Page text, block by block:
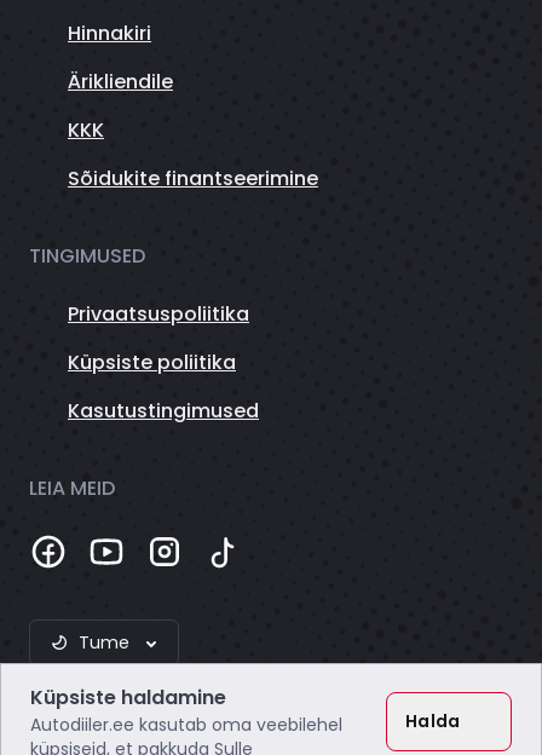
Hinnakiri
Ärikliendile
KKK
Sõidukite finantseerimine
TINGIMUSED
Privaatsuspoliitika
Küpsiste poliitika
Kasutustingimused
LEIA MEID
Tume
Küpsiste haldamine
Autodiiler.ee kasutab oma veebilehel
küpsiseid, et pakkuda Sulle
Halda